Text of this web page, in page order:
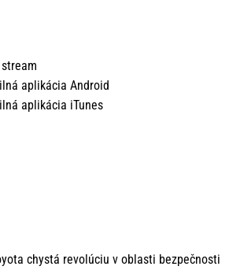
aplikácia Android
aplikácia iTunes
chystá revolúciu v oblasti bezpečnosti